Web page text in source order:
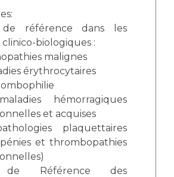
Usagers (CDU)
des Usagers
et de sécurité des soins
conclus
de référence dans les
biologiques :
malignes
érythrocytaires
hémorragiques
et acquises
plaquettaires
et thrombopathies
de Référence des